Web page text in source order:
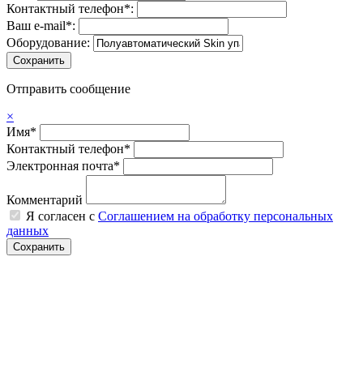
Контактный телефон*:
Ваш e-mail*:
Оборудование:
Отправить сообщение
×
Имя*
Контактный телефон*
Электронная почта*
Комментарий
Я согласен с Соглашением на обработку персональных
данных